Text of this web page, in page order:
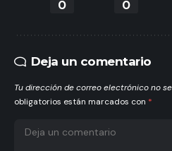
0 0
Deja un comentario
Tu dirección de correo electrónico no
obligatorios están marcados con *